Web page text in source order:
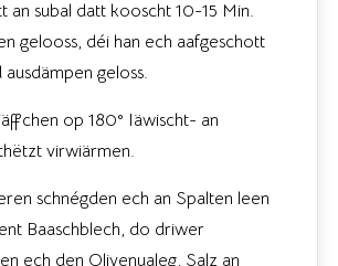
an subal datt kooscht 10-15 Min.
gelooss, déi han ech aafgeschott
ausdämpen geloss.
op 180° Iäwischt- an
virwiärmen.
schnégden ech an Spalten leen
Baaschblech, do driwer
ech den Olivenualeg, Salz an